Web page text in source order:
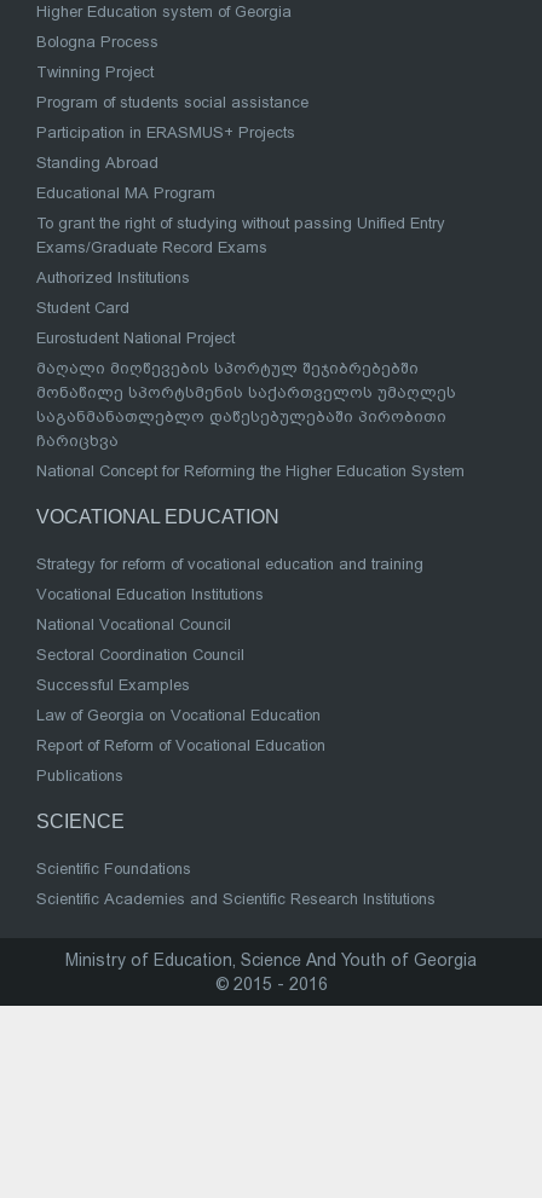
Higher Education system of Georgia
Bologna Process
Twinning Project
Program of students social assistance
Participation in ERASMUS+ Projects
Standing Abroad
Educational MA Program
To grant the right of studying without passing Unified Entry
Exams/Graduate Record Exams
Authorized Institutions
Student Card
Eurostudent National Project
მაღალი მიღწევების სპორტულ შეჯიბრებებში
მონაწილე სპორტსმენის საქართველოს უმაღლეს
საგანმანათლებლო დაწესებულებაში პირობითი
ჩარიცხვა
National Concept for Reforming the Higher Education System
VOCATIONAL EDUCATION
Strategy for reform of vocational education and training
Vocational Education Institutions
National Vocational Council
Sectoral Coordination Council
Successful Examples
Law of Georgia on Vocational Education
Report of Reform of Vocational Education
Publications
SCIENCE
Scientific Foundations
Scientific Academies and Scientific Research Institutions
Ministry of Education, Science And Youth of Georgia
© 2015 - 2016